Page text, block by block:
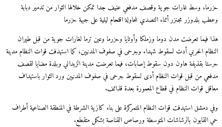
حزرما، وسط غارات جوية وقصف مدفعي عنيف جدا تمكن خلالها الثوار من تدمير دبابة
وعطب بلدوزر مجنزر أثناء التصدي لمحاولة اقتحام ليلية على جبهة حزرما
هذا فيما تعرضت مدن دوما وزملكا وأوتايا وحزرما وعين ترما لغارات جوية من قبل طيران
النظام الحربي أدت لسقوط شهداء وجرحى في صفوف المدنيين، كما استهدفت قوات النظام مدينة
حرستا بقذيفة هاون دون سقوط إصابات، فيما تعرضت مدينة الزبداني وبلدة مضايا لقصف
مدفعي من قبل قوات النظام أدى لسقوط جرحى في صفوف المدنيين ورد الثوار باستهداف
معاقل قوات النظام في قطاع المعمورة بعدة قذائف.
وفي دمشق استهدفت قوات النظام المتمركزة على بناء كازية الشرطة في المنطقة الصناعية أطراف
حي القابون بالرشاشات المتوسطة ورصاص القناصة بشكل متقطع.